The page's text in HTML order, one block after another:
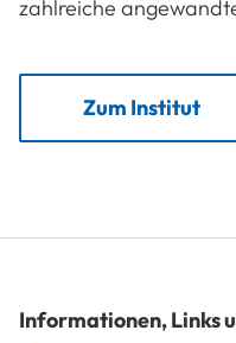
zahlreiche
Zum Institut
Informationen, Links